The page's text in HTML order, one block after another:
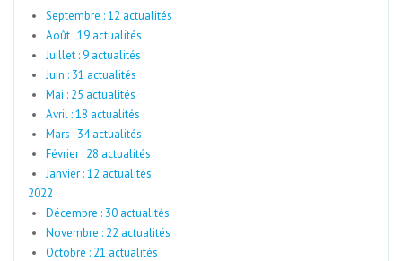
Septembre : 12 actualités
Août : 19 actualités
Juillet : 9 actualités
Juin : 31 actualités
Mai : 25 actualités
Avril : 18 actualités
Mars : 34 actualités
Février : 28 actualités
Janvier : 12 actualités
2022
Décembre : 30 actualités
Novembre : 22 actualités
Octobre : 21 actualités